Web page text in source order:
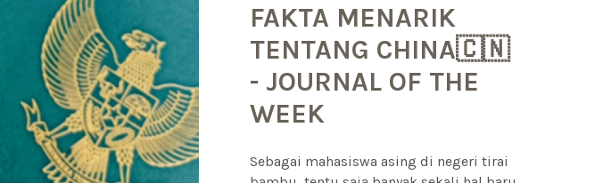
FAKTA MENARIK
TENTANG CHINA🇨🇳
- JOURNAL OF THE
WEEK
Sebagai mahasiswa asing di negeri tirai